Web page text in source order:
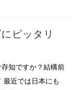
ピッタリ
知ですか？結構前
最近では日本にも